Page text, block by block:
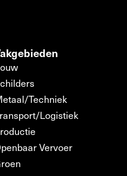
Techniek
Logistiek
Vervoer